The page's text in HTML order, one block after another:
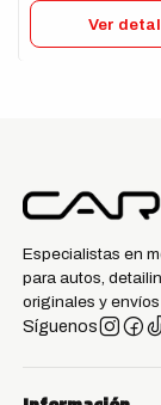
Ver
Especialistas en
para autos,
originales y
Síguenos